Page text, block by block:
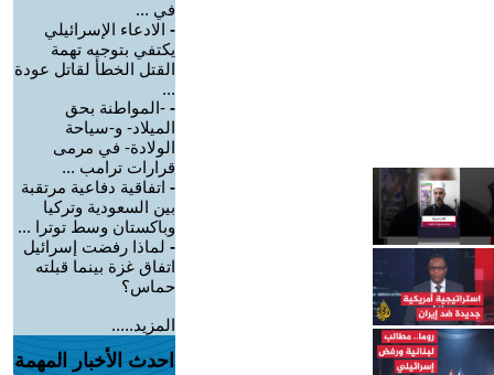
في ...
- الادعاء الإسرائيلي
يكتفي بتوجيه تهمة
القتل الخطأ لقاتل عودة
...
- -المواطنة بحق
الميلاد- و-سياحة
الولادة- في مرمى
قرارات ترامب ...
- اتفاقية دفاعية مرتقبة
بين السعودية وتركيا
وباكستان وسط توترا ...
- لماذا رفضت إسرائيل
اتفاق غزة بينما قبلته
حماس؟
المزيد.....
احدث الأخبار المهمة